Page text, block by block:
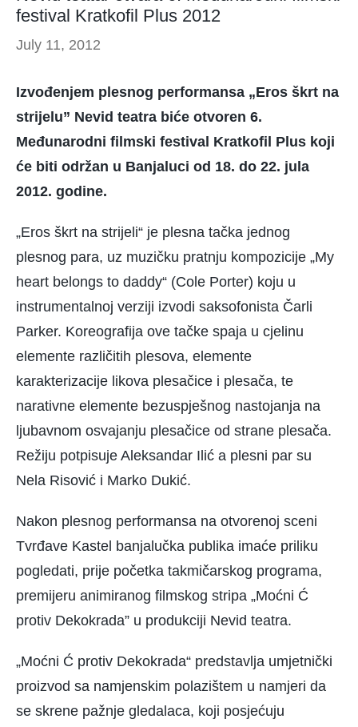
festival Kratkofil Plus 2012
July 11, 2012
Izvođenjem plesnog performansa „Eros škrt na
strijelu” Nevid teatra biće otvoren 6.
Međunarodni filmski festival Kratkofil Plus koji
će biti održan u Banjaluci od 18. do 22. jula
2012. godine.
„Eros škrt na strijeli“ je plesna tačka jednog
plesnog para, uz muzičku pratnju kompozicije „My
heart belongs to daddy“ (Cole Porter) koju u
instrumentalnoj verziji izvodi saksofonista Čarli
Parker. Koreografija ove tačke spaja u cjelinu
elemente različitih plesova, elemente
karakterizacije likova plesačice i plesača, te
narativne elemente bezuspješnog nastojanja na
ljubavnom osvajanju plesačice od strane plesača.
Režiju potpisuje Aleksandar Ilić a plesni par su
Nela Risović i Marko Dukić.
Nakon plesnog performansa na otvorenoj sceni
Tvrđave Kastel banjalučka publika imaće priliku
pogledati, prije početka takmičarskog programa,
premijeru animiranog filmskog stripa „Moćni Ć
protiv Dekokrada” u produkciji Nevid teatra.
„Moćni Ć protiv Dekokrada“ predstavlja umjetnički
proizvod sa namjenskim polazištem u namjeri da
se skrene pažnje gledalaca, koji posjećuju